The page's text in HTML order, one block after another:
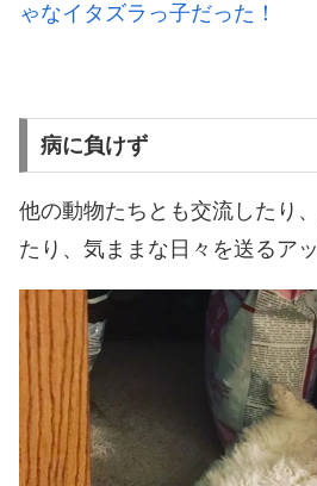
ゃなイタズラっ子だった！
病に負けず
他の動物たちとも交流したり
たり、気ままな日々を送るアッ